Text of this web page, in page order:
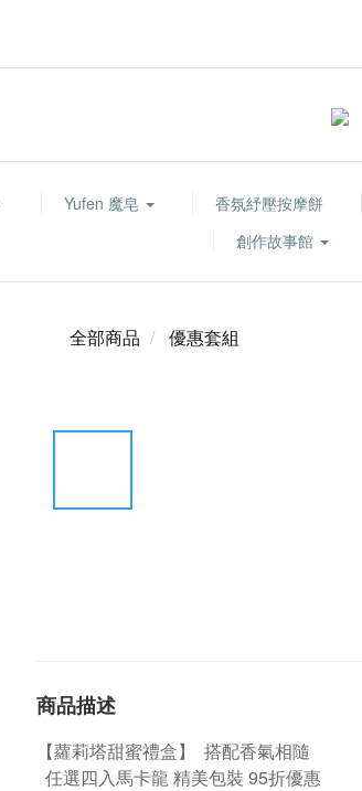
Yufen 魔皂 香氛紓壓按摩餅
創作故事館
全部商品 優惠套組
商品描述
【蘿莉塔甜蜜禮盒】 搭配香氣相隨
任選四入馬卡龍 精美包裝 95折優惠